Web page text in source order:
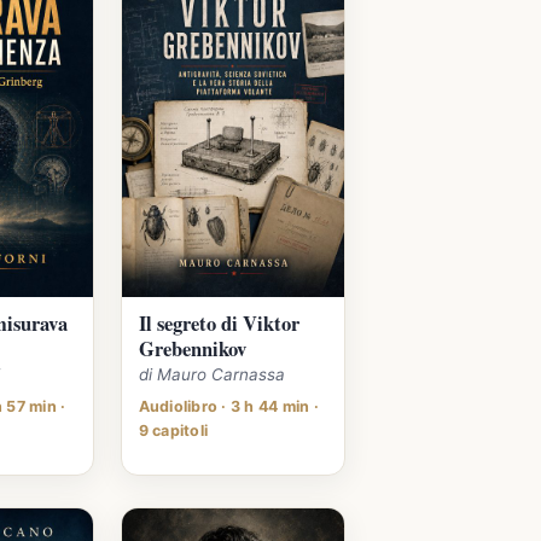
min ·
Il segreto di Viktor
Grebennikov
di Mauro Carnassa
Audiolibro · 3 h 44 min ·
9 capitoli